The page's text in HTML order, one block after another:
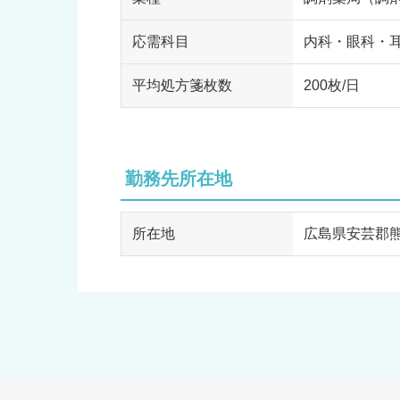
応需科目 内科・眼科・
平均処方箋枚数 200枚/日
勤務先所在地
所在地 広島県安芸郡